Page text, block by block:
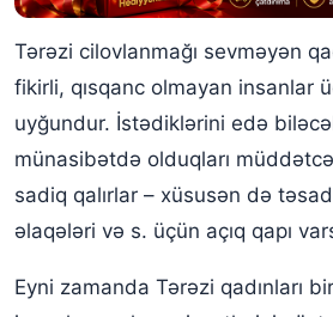
Tərəzi cilovlanmağı sevməyən
fikirli, qısqanc olmayan insanlar
uyğundur. İstədiklərini edə
münasibətdə olduqları
sadiq qalırlar – xüsusən də
əlaqələri və s. üçün açıq qapı
Eyni zamanda Tərəzi qadınları